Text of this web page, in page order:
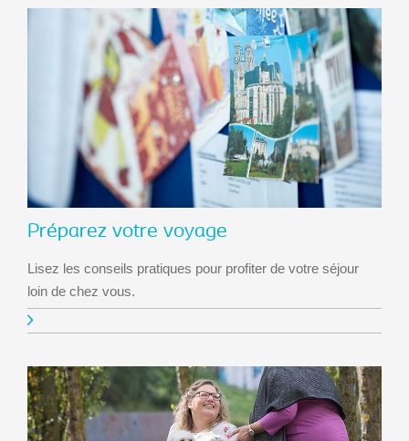
Préparez votre voyage
Lisez les conseils pratiques pour profiter de votre séjour
loin de chez vous.